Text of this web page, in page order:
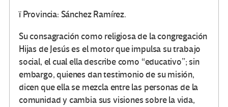
ï Provincia: Sánchez Ramírez.
Su consagración como religiosa de la congregación
Hijas de Jesús es el motor que impulsa su trabajo
social, el cual ella describe como “educativo”; sin
embargo, quienes dan testimonio de su misión,
dicen que ella se mezcla entre las personas de la
comunidad y cambia sus visiones sobre la vida,